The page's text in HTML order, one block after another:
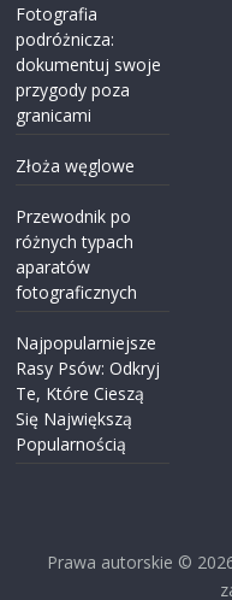
Fotografia
podróżnicza:
dokumentuj swoje
przygody poza
granicami
Złoża węglowe
Przewodnik po
różnych typach
aparatów
fotograficznych
Najpopularniejsze
Rasy Psów: Odkryj
Te, Które Cieszą
Się Największą
Popularnością
Prawa autorskie ©